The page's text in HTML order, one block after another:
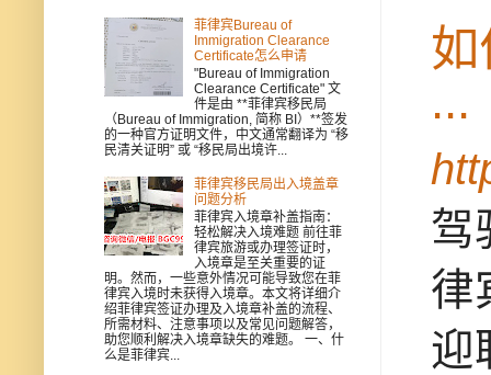
...
驾
律
迎
菲律宾Bureau of
Immigration Clearance
Certificate怎么申请
"Bureau of Immigration
Clearance Certificate" 文
件是由 **菲律宾移民局
（Bureau of Immigration, 简称 BI）**签发
的一种官方证明文件，中文通常翻译为 “移
民清关证明” 或 “移民局出境许...
菲律宾移民局出入境盖章
问题分析
菲律宾入境章补盖指南：
轻松解决入境难题 前往菲
律宾旅游或办理签证时，
入境章是至关重要的证
明。然而，一些意外情况可能导致您在菲
律宾入境时未获得入境章。本文将详细介
绍菲律宾签证办理及入境章补盖的流程、
所需材料、注意事项以及常见问题解答，
助您顺利解决入境章缺失的难题。 一、什
么是菲律宾...